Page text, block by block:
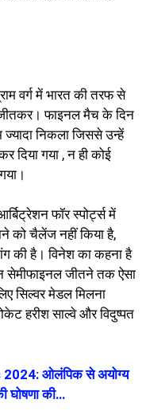
वर्ग में भारत की तरफ से
फाइनल मैच के दिन
निकला जिससे उन्हें
दिया गया , न ही कोई
फॉर स्पोर्ट्स में
को चैलेंज नहीं किया है,
की है। विनेश का कहना है
सेमीफाइनल जीतने तक ऐसा
सिल्वर मेडल मिलना
हरीश साल्वे और विदुष्पत
ओलंपिक से अयोग्य
घोषणा की…